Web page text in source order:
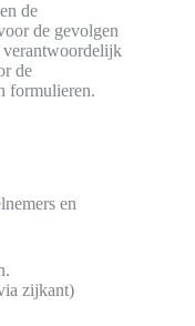
de
de gevolgen
de
formulieren.
en
zijkant)